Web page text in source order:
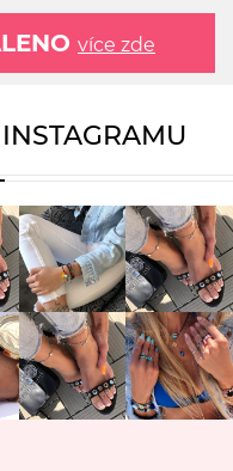
více zde